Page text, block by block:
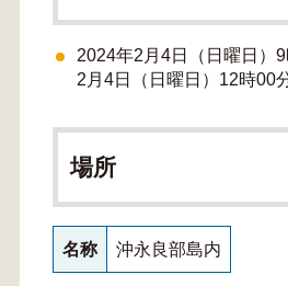
2024年2月4日（日曜日）
2月4日（日曜日）12時00
場所
名称 沖永良部島内